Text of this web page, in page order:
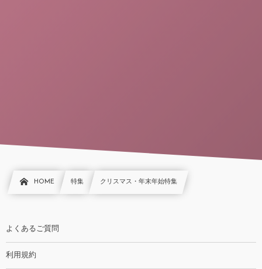
HOME 特集 クリスマス・年末年始特集
よくあるご質問
利用規約